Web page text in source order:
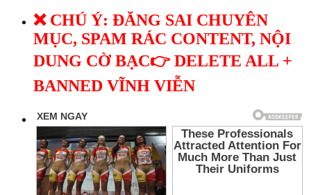
❌ CHÚ Ý: ĐĂNG SAI CHUYÊN
MỤC, SPAM RÁC CONTENT, NỘI
DUNG CỜ BẠC👉 DELETE ALL +
BANNED VĨNH VIỄN